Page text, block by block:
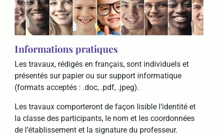
Informations pratiques
Les travaux, rédigés en français, sont individuels et
présentés sur papier ou sur support informatique
(formats acceptés : .doc, .pdf, .jpeg).
Les travaux comporteront de façon lisible l’identité et
la classe des participants, le nom et les coordonnées
de l’établissement et la signature du professeur.